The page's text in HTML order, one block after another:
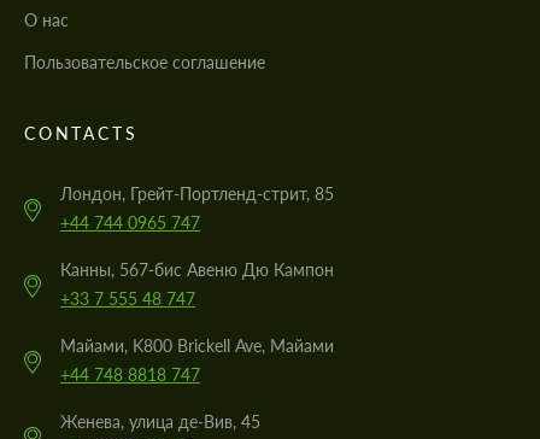
О нас
Пользовательское соглашение
CONTACTS
Лондон, Грейт-Портленд-стрит, 85
+44 744 0965 747
Канны, 567-бис Авеню Дю Кампон
+33 7 555 48 747
Майами, K800 Brickell Ave, Майами
+44 748 8818 747
Женева, улица де-Вив, 45